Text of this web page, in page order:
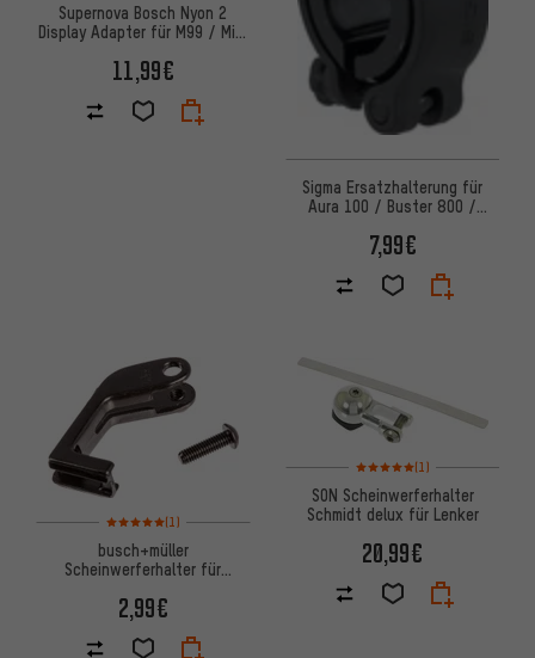
Supernova Bosch Nyon 2
Display Adapter für M99 / Mini
11,99€
Sigma Ersatzhalterung für
Aura 100 / Buster 800 /
7,99€
Bewertungen: 5 von 5 basierend auf 1 Bewertungen
(1)
busch+müller
Scheinwerferhalter für
Fly/Lumotec IQ Lyt
2,99€
Bewertungen: 5 von 5
(1)
SON Scheinwerferhalter
Schmidt delux für Lenker
20,99€